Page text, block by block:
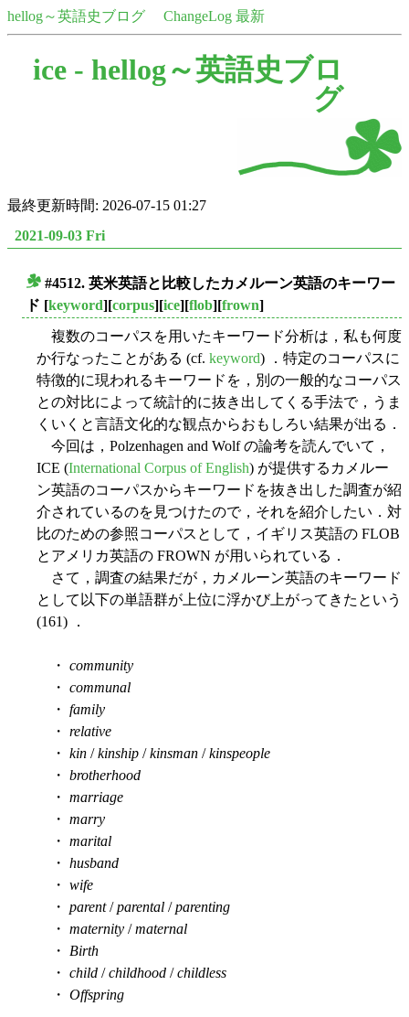
hellog～英語史ブログ ChangeLog 最新
ice - hellog～英語史ブロ
グ
最終更新時間: 2026-07-15 01:27
2021-09-03 Fri
#4512. 英米英語と比較したカメルーン英語のキーワー
ド [keyword][corpus][ice][flob][frown]
複数のコーパスを用いたキーワード分析は，私も何度
か行なったことがある (cf. keyword) ．特定のコーパスに
特徴的に現われるキーワードを，別の一般的なコーパス
との対比によって統計的に抜き出してくる手法で，うま
くいくと言語文化的な観点からおもしろい結果が出る．
今回は，Polzenhagen and Wolf の論考を読んでいて，
ICE (International Corpus of English) が提供するカメルー
ン英語のコーパスからキーワードを抜き出した調査が紹
介されているのを見つけたので，それを紹介したい．対
比のための参照コーパスとして，イギリス英語の FLOB
とアメリカ英語の FROWN が用いられている．
さて，調査の結果だが，カメルーン英語のキーワード
として以下の単語群が上位に浮かび上がってきたという
(161) ．
・ community
・ communal
・ family
・ relative
・ kin /kinship /kinsman /kinspeople
・ brotherhood
・ marriage
・ marry
・ marital
・ husband
・ wife
・ parent/parental /parenting
・ maternity /maternal
・ Birth
・ child /childhood /childless
・ Offspring